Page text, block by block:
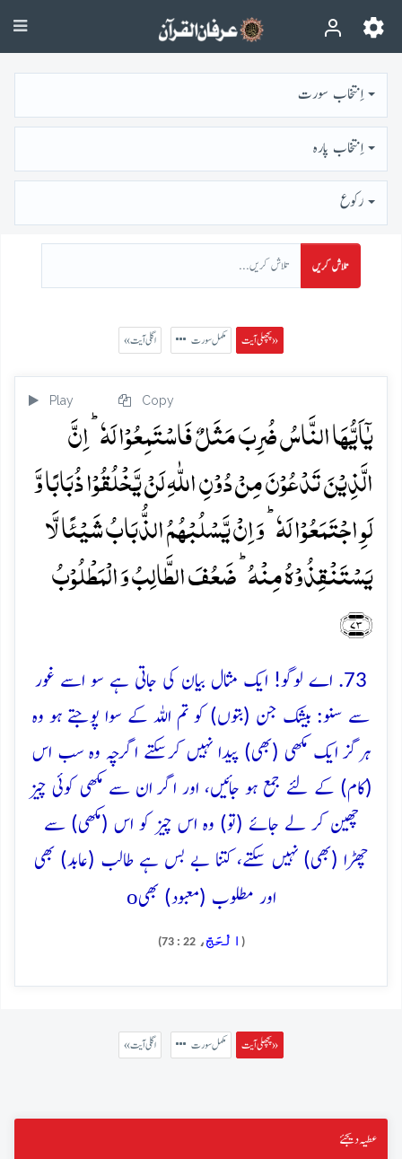
اِنتخاب سورت
اِنتخاب پارہ
رُكوع
تلاش کریں
پچھلی آیت » مکمل سورت « اگلی آیت
Play Copy
یٰۤاَیُّہَا النَّاسُ ضُرِبَ مَثَلٌ فَاسۡتَمِعُوۡا لَہٗ ؕ اِنَّ
الَّذِیۡنَ تَدۡعُوۡنَ مِنۡ دُوۡنِ اللّٰہِ لَنۡ یَّخۡلُقُوۡا ذُبَابًا وَّ
لَوِ اجۡتَمَعُوۡا لَہٗ ؕ وَ اِنۡ یَّسۡلُبۡہُمُ الذُّبَابُ شَیۡئًا لَّا
یَسۡتَنۡقِذُوۡہُ مِنۡہُ ؕ ضَعُفَ الطَّالِبُ وَ الۡمَطۡلُوۡبُ
﴿۷۳﴾
73. اے لوگو! ایک مثال بیان کی جاتی ہے سو اسے غور
سے سنو: بیشک جن (بتوں) کو تم اللہ کے سوا پوجتے ہو وہ
ہرگز ایک مکھی (بھی) پیدا نہیں کرسکتے اگرچہ وہ سب اس
(کام) کے لئے جمع ہو جائیں، اور اگر ان سے مکھی کوئی چیز
چھین کر لے جائے (تو) وہ اس چیز کو اس (مکھی) سے
چھڑا (بھی) نہیں سکتے، کتنا بے بس ہے طالب (عابد) بھی
اور مطلوب (معبود) بھیo
( الْحَجّ ، 22 : 73)
پچھلی آیت » مکمل سورت « اگلی آیت
عطیہ دیجئے